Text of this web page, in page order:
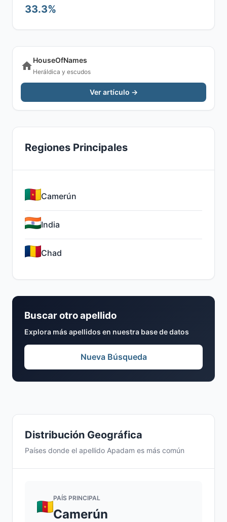
Distribución Geográfica
Países donde el apellido Apadam es más común
PAÍS PRINCIPAL
Camerún
33.3%
HouseOfNames
Heráldica y escudos
Ver artículo →
Regiones Principales
Camerún
India
Chad
Buscar otro apellido
Explora más apellidos en nuestra base de datos
Nueva Búsqueda